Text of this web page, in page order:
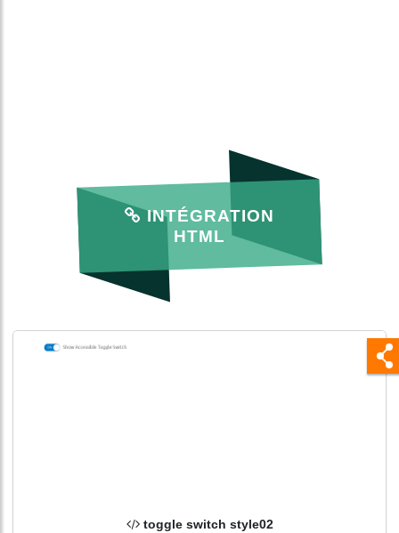
INTÉGRATION
HTML
toggle switch style02